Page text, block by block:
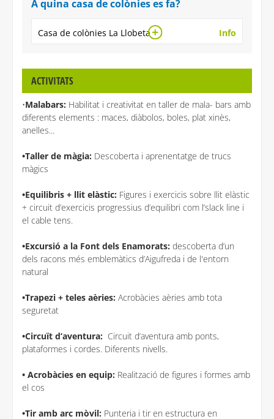
A quina casa de colònies es fa?
Casa de colònies La Llobeta Info
ACTIVITATS
•Malabars: Habilitat i creativitat en taller de mala- bars amb
diferents elements : maces, diàbolos, boles, plat xinès,
anelles...
•Taller de màgia: Descoberta i aprenentatge de trucs
màgics
•Equilibris + llit elàstic: Figures i exercicis sobre llit elàstic
+ circuit d’exercicis progressius d’equilibri com l’slack line i
el cable tens.
•Excursió a la Font dels Enamorats: descoberta d’un
dels racons més emblemàtics d’Aigufreda i de l'entorn
natural
•Trapezi + teles aèries: Acrobàcies aèries amb tota
seguretat
•Circuït d’aventura: Circuit d’aventura amb ponts,
plataformes i cordes. Diferents nivells.
• Acrobàcies en equip: Realització de figures i formes amb
el cos
•Tir amb arc mòvil: Punteria i tir en estructura en